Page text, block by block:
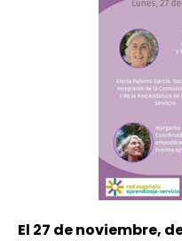
El 27 de noviembre,